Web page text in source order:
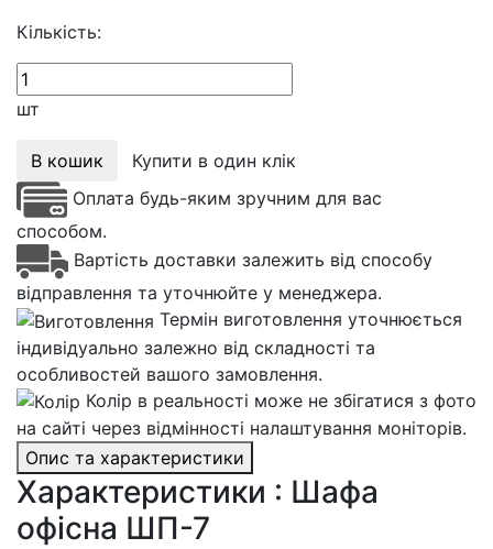
Кількість:
шт
В кошик
Купити в один клік
Оплата будь-яким зручним для вас
способом.
Вартість доставки залежить від способу
відправлення та уточнюйте у менеджера.
Термін виготовлення уточнюється
індивідуально залежно від складності та
особливостей вашого замовлення.
Колір в реальності може не збігатися з фото
на сайті через відмінності налаштування моніторів.
Опис та характеристики
Характеристики : Шафа
офісна ШП-7